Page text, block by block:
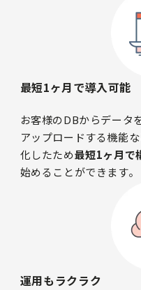
最短1ヶ月で導入可能
お客様のDBからデータ
アップロードする機能
化したため最短1ヶ月で
始めることができます。
運用もラクラク